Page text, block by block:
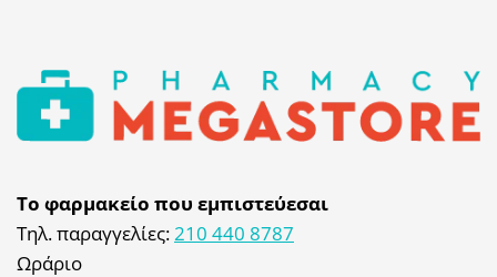
Το φαρμακείο που εμπιστεύεσαι
Τηλ. παραγγελίες:210 440 8787
Ωράριο